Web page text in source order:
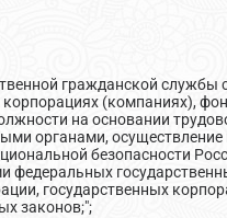
гражданской службы
(компаниях),
на основании
органами,
безопасности
государственных
законов;";